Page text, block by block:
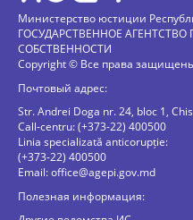
Министерство юстиции
ГОСУДАРСТВЕННОЕ
СОБСТВЕННОСТИ
Copyright © Все права
Почтовый адрес:
Str. Andrei Doga nr. 24, bloc 1,
Call-centru: (+373-22) 400500
Linia specializată anticorupție:
(+373-22) 400500
Email:office@agepi.gov.md
Полезная информация: